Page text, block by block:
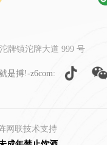
牌镇沱牌大道 999 号
是搏!-z6com:
网联技术支持